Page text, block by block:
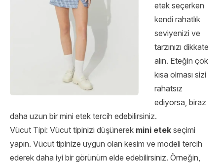
etek seçerken
kendi rahatlık
seviyenizi ve
tarzınızı dikkate
alın. Eteğin çok
kısa olması sizi
rahatsız
ediyorsa, biraz
daha uzun bir mini etek tercih edebilirsiniz.
Vücut Tipi: Vücut tipinizi düşünerek mini etek seçimi
yapın. Vücut tipinize uygun olan kesim ve modeli tercih
ederek daha iyi bir görünüm elde edebilirsiniz. Örneğin,